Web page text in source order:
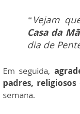
“Vejam
Casa da
dia de
Em seguida,
padres,
semana.